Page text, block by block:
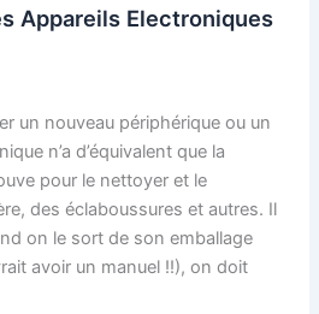
Appareils Electroniques
un nouveau périphérique ou un
n’a d’équivalent que la
pour le nettoyer et le
des éclaboussures et autres. Il
on le sort de son emballage
avoir un manuel !!), on doit